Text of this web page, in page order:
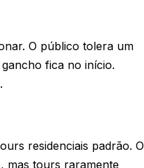
O público tolera um
fica no início.
residenciais padrão. O
mas tours raramente